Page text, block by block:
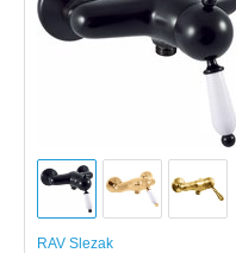
RAV Slezak